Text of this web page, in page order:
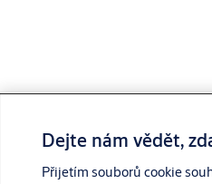
Dejte nám vědět,
Přijetím souborů cookie